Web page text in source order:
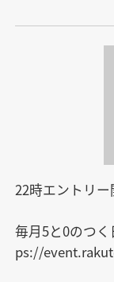
22時エントリー
毎月5と0のつ
ps://